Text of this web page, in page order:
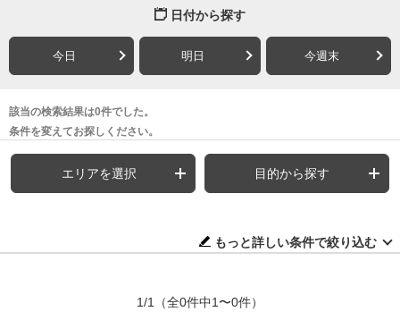
日付から探す
今日 明日 今週末
該当の検索結果は0件でした。
条件を変えてお探しください。
エリアを選択 目的から探す
もっと詳しい条件で絞り込む
1/1 （全0件中1〜0件）